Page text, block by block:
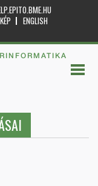
ENGLISH